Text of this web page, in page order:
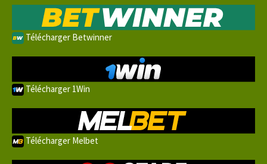
Télécharger Betwinner
Télécharger 1Win
Télécharger Melbet